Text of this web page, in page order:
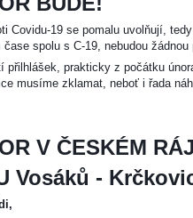
Covidu-19 se pomalu uvolňují,
spolu s C-19, nebudou žádnou
přilhlášek, prakticky z počátku
musíme zklamat, neboť i řada
V ČESKÉM
Vosáků -